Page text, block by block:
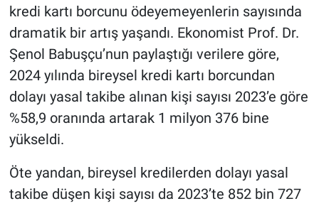
kredi kartı borcunu ödeyemeyenlerin sayısında
dramatik bir artış yaşandı. Ekonomist Prof. Dr.
Şenol Babuşçu’nun paylaştığı verilere göre,
2024 yılında bireysel kredi kartı borcundan
dolayı yasal takibe alınan kişi sayısı 2023’e göre
%58,9 oranında artarak 1 milyon 376 bine
yükseldi.
Öte yandan, bireysel kredilerden dolayı yasal
takibe düşen kişi sayısı da 2023’te 852 bin 727
Kimdir
Koronavirüs
Kültür Sanat
Ne demişti
Popüler